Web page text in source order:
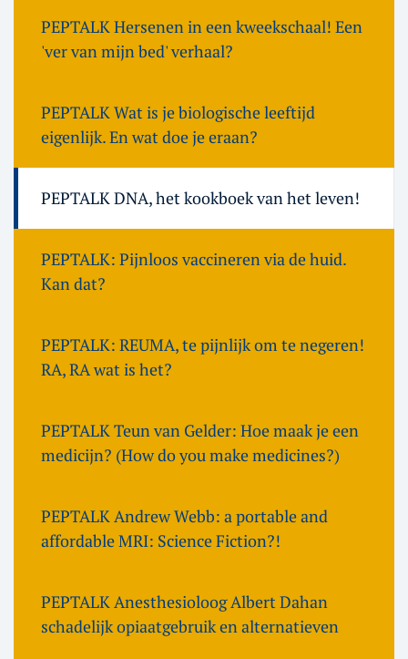
PEPTALK Hersenen in een kweekschaal! Een
'ver van mijn bed' verhaal?
PEPTALK Wat is je biologische leeftijd
eigenlijk. En wat doe je eraan?
PEPTALK DNA, het kookboek van het leven!
PEPTALK: Pijnloos vaccineren via de huid.
Kan dat?
PEPTALK: REUMA, te pijnlijk om te negeren!
RA, RA wat is het?
PEPTALK Teun van Gelder: Hoe maak je een
medicijn? (How do you make medicines?)
PEPTALK Andrew Webb: a portable and
affordable MRI: Science Fiction?!
PEPTALK Anesthesioloog Albert Dahan
schadelijk opiaatgebruik en alternatieven